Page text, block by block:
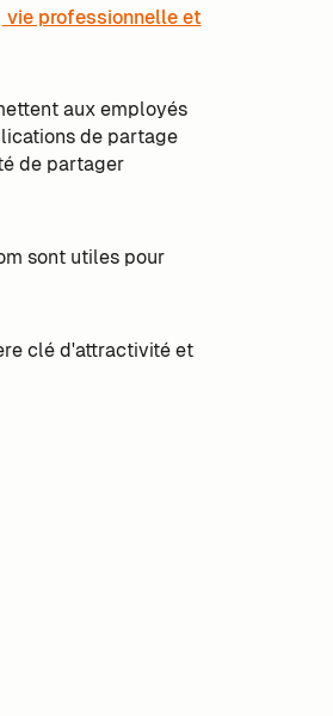
vie professionnelle et
aux employés
de partage
de partager
sont utiles pour
clé d'attractivité et